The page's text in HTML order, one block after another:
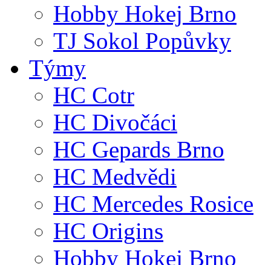
Hobby Hokej Brno
TJ Sokol Popůvky
Týmy
HC Cotr
HC Divočáci
HC Gepards Brno
HC Medvědi
HC Mercedes Rosice
HC Origins
Hobby Hokej Brno